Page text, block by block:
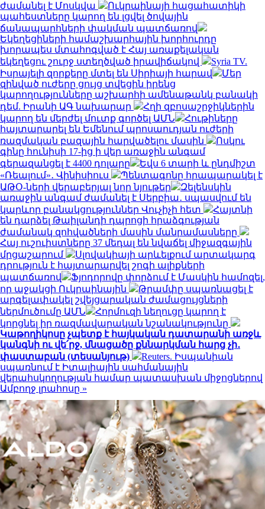
ժամանել է Մոսկվա
Ուկրաինայի հացահատիկի
պահեստները կարող են լցվել ծովային
ճանապարհների փակման պատճառով
Եկեղեցիների համաշխարհային խորհուրդը
խորապես մտահոգված է Հայ առաքելական
եկեղեցու շուրջ ստեղծված իրավիճակով
Syria TV.
Իսրայելի զորքերը մտել են Սիրիայի հարավ
Մեր
զինված ուժերը ցույց տվեցին իրենց
կարողությունները աշխարհի ամենաթանկ բանակի
դեմ. Իրանի ԱԳ նախարար
Հղի զբոսաշրջիկներին
կարող են մերժել մուտք գործել ԱՄՆ
Հութիները
հայտարարել են Եմենում պրոսաուդյան ուժերի
ռազմական բազային հարվածելու մասին
Ոսկու
գինը հունիսի 17-ից ի վեր առաջին անգամ
գերազանցել է 4400 դոլարը
Եվս 6 տարի և ընդմիշտ
«Ռեալում»․ Վինիսիուս
Պենտագոնը հրապարակել է
ԱԹՕ-ների վերաբերյալ նոր նյութեր
Զելենսկին
առաջին անգամ ժամանել է Սերբիա․ սպասվում են
կարևոր բանակցություններ Վուչիչի հետ
Հայտնի
են դարձել Թաիլանդի դպրոցի հրաձգության
ժամանակ զոհվածների մասին մանրամասները
Հայ ուշուիստները 37 մեդալ են նվաճել միջազգային
մրցաշարում
Սլովակիայի արևելքում արտակարգ
դրություն է հայտարարվել շոգի ալիքների
պատճառով
Ֆյոդորովը փորձում է Մասկին համոզել,
որ աջակցի Ուկրաինային
Թրամփը սպառնացել է
արգելափակել շվեյցարական ժամացույցների
ներմուծումը ԱՄՆ
Հորմուզի նեղուցը կարող է
կորցնել իր ռազմավարական նշանակությունը
Կաթողիկոսը չպետք է հայկական դատարանի առջև
կանգնի ու վե՛րջ, մնացածը քննարկման հարց չի․
փաստաբան (տեսանյութ)
Reuters. Իսպանիան
սպառնում է Իտալիային սահմանային
վերահսկողության համար պատասխան միջոցներով
Ամբողջ լրահոսը »